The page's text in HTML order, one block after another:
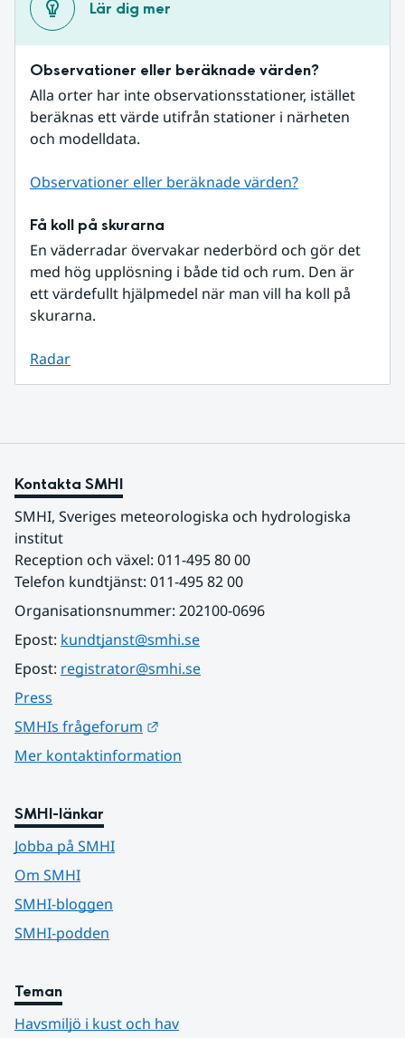
Lär dig mer
Observationer eller beräknade värden?
Alla orter har inte observationsstationer, istället
beräknas ett värde utifrån stationer i närheten
och modelldata.
Observationer eller beräknade värden?
Få koll på skurarna
En väderradar övervakar nederbörd och gör det
med hög upplösning i både tid och rum. Den är
ett värdefullt hjälpmedel när man vill ha koll på
skurarna.
Radar
Kontakta SMHI
SMHI, Sveriges meteorologiska och hydrologiska
institut
Reception och växel: 011-495 80 00
Telefon kundtjänst: 011-495 82 00
Organisationsnummer: 202100-0696
Epost: kundtjanst@smhi.se
Epost: registrator@smhi.se
Press
SMHIs frågeforum
Mer kontaktinformation
SMHI-länkar
Jobba på SMHI
Om SMHI
SMHI-bloggen
SMHI-podden
Teman
Havsmiljö i kust och hav